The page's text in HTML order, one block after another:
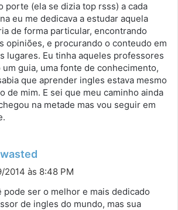
porte (ela se dizia top rsss) a cada
eu me dedicava a estudar aquela
de forma particular, encontrando
opiniões, e procurando o conteudo em
lugares. Eu tinha aqueles professores
um guia, uma fonte de conhecimento,
que aprender ingles estava mesmo
de mim. E sei que meu caminho ainda
na metade mas vou seguir em
s
2014 às 8:48 PM
pode ser o melhor e mais dedicado
de ingles do mundo, mas sua